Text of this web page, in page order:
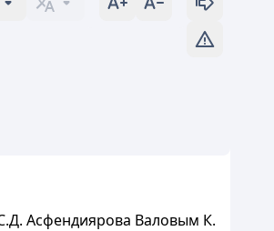
Асфендиярова Валовым К.